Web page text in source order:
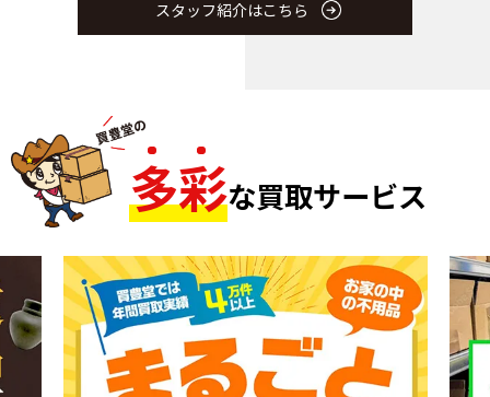
スタッフ紹介はこちら
多彩な買取サービス